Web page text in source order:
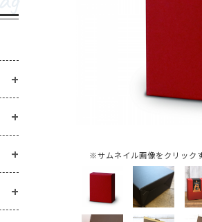
水出しコーヒー商品 ・・・ 手詰め用ド
・・・
ドリップ
グ用ロールシール ・・・マスキングテー
・・・
ピールスティッククロージャー
・・・
・
エージレス（脱酸素剤）
※サムネイル画像をクリック
煎り方・挽き目ラ
マステ/ラッピング用ロールシール ・・・
封かんアイテム ・・・
ヒートシーラー ・・・
ヒートシーラー
エージレス ・・・